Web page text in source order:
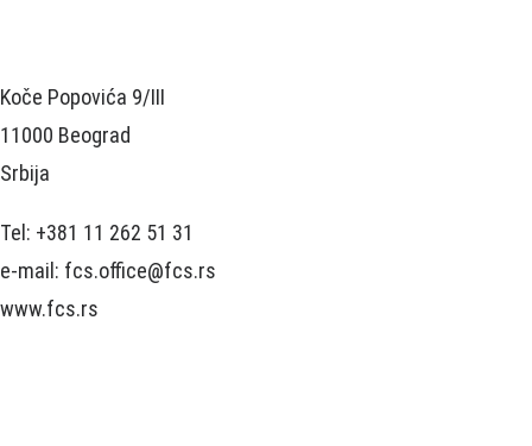
Koče Popovića 9/III
11000 Beograd
Srbija
Tel: +381 11 262 51 31
e-mail: fcs.office@fcs.rs
www.fcs.rs